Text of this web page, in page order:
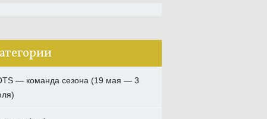
— команда сезона (19 мая — 3